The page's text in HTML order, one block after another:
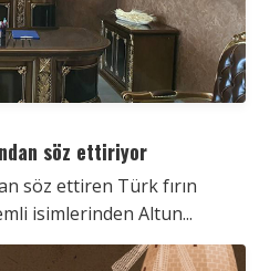
söz ettiriyor
söz ettiren Türk fırın
isimlerinden Altun...